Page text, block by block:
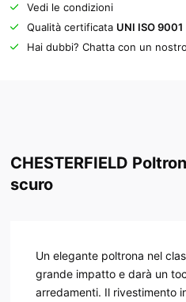
Vedi le condizioni
Qualità certificata UNI ISO 9001
Hai dubbi? Chatta con un
CHESTERFIELD
scuro
Un elegante poltrona nel
grande impatto e darà un
arredamenti. Il rivestimento